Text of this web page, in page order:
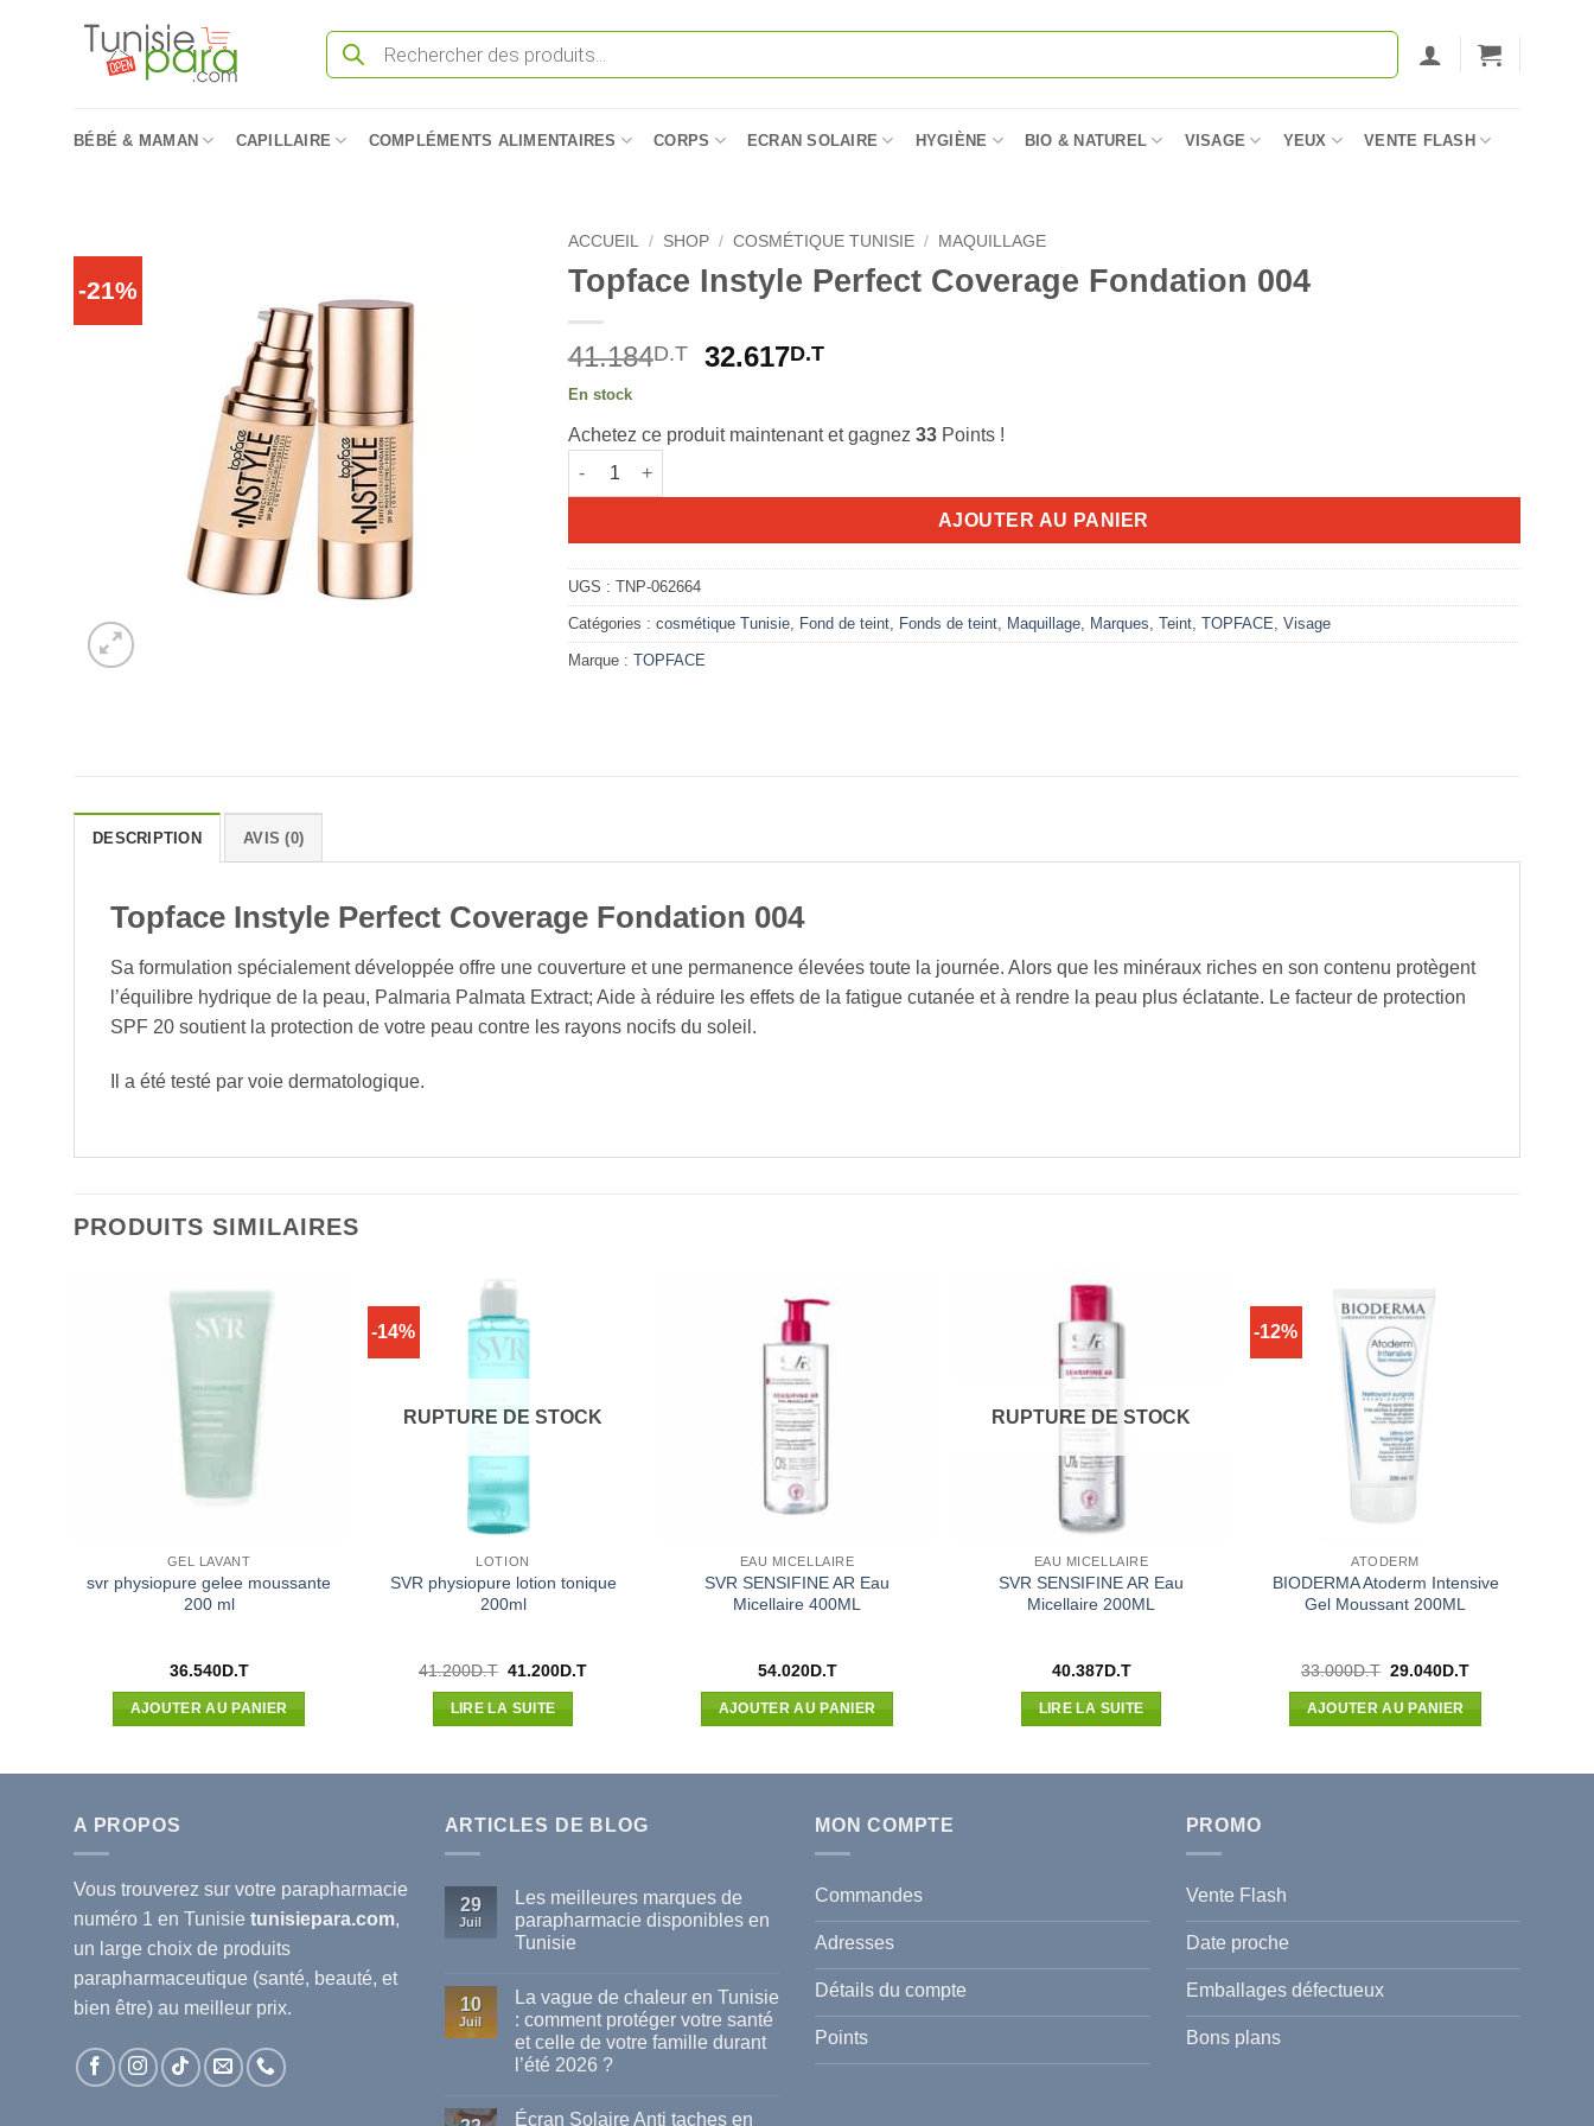
Recherche
produits
BÉBÉ & MAMAN CAPILLAIRE COMPLÉMENTS ALIMENTAIRES CORPS ECRAN SOLAIRE HYGIÈNE BIO & NATUREL VISAGE YEUX VENTE FLASH
-21%
ACCUEIL / SHOP / COSMÉTIQUE TUNISIE / MAQUILLAGE
Topface Instyle Perfect Coverage Fondation 004
41.184D.T
Le
était :
32.617D.TLe
est :
En stock
Achetez ce produit maintenant et gagnez 33Points !
quantité de Topface Instyle Perfect Coverage Fondation 004
AJOUTER AU PANIER
UGS : TNP-062664
Catégories : cosmétique Tunisie, Fond de teint, Fonds de teint, Maquillage, Marques Teint, TOPFACE Visage
Marque : TOPFACE
DESCRIPTION AVIS (0)
Topface Instyle Perfect Coverage Fondation 004
Sa formulation spécialement développée offre une couverture et une permanence élevées toute la journée. Alors que les minéraux riches en son contenu protègent
l’équilibre hydrique de la peau, Palmaria Palmata Extract; Aide à réduire les effets de la fatigue cutanée et à rendre la peau plus éclatante. Le facteur de protection
SPF 20 soutient la protection de votre peau contre les rayons nocifs du soleil.
Il a été testé par voie dermatologique.
PRODUITS SIMILAIRES
GEL LAVANT
svr physiopure gelee moussante
200 ml
36.540D.T
AJOUTER AU PANIER
-14%
RUPTURE DE STOCK
LOTION
SVR physiopure lotion tonique
200ml
41.200D.T Le
initial
était :
41.200D.TLe
LIRE LA SUITE
EAU MICELLAIRE
SVR SENSIFINE AR Eau
Micellaire 400ML
54.020D.T
AJOUTER AU PANIER
RUPTURE DE STOCK
EAU MICELLAIRE
SVR SENSIFINE AR Eau
Micellaire 200ML
40.387D.T
LIRE LA SUITE
-12%
ATODERM
BIODERMA Atoderm Intensive
Gel Moussant 200ML
33.000D.T Le
initial
était :
29.040D.TLe
AJOUTER AU PANIER
A PROPOS
Vous trouverez sur votre parapharmacie
numéro 1 en Tunisie tunisiepara.com,
un large choix de produits
parapharmaceutique (santé, beauté, et
bien être) au meilleur prix.
ARTICLES DE BLOG
29
Juil
Les meilleures marques de
parapharmacie disponibles en
Tunisie
sur
meilleures
marques
de
parapharmacie
Tunisie
10
Juil
La vague de chaleur en Tunisie
: comment protéger votre santé
et celle de votre famille durant
l’été 2026 ?
sur
Écran Solaire Anti taches en
MON COMPTE
Commandes
Adresses
Détails du compte
Points
PROMO
Vente Flash
Date proche
Emballages défectueux
Bons plans